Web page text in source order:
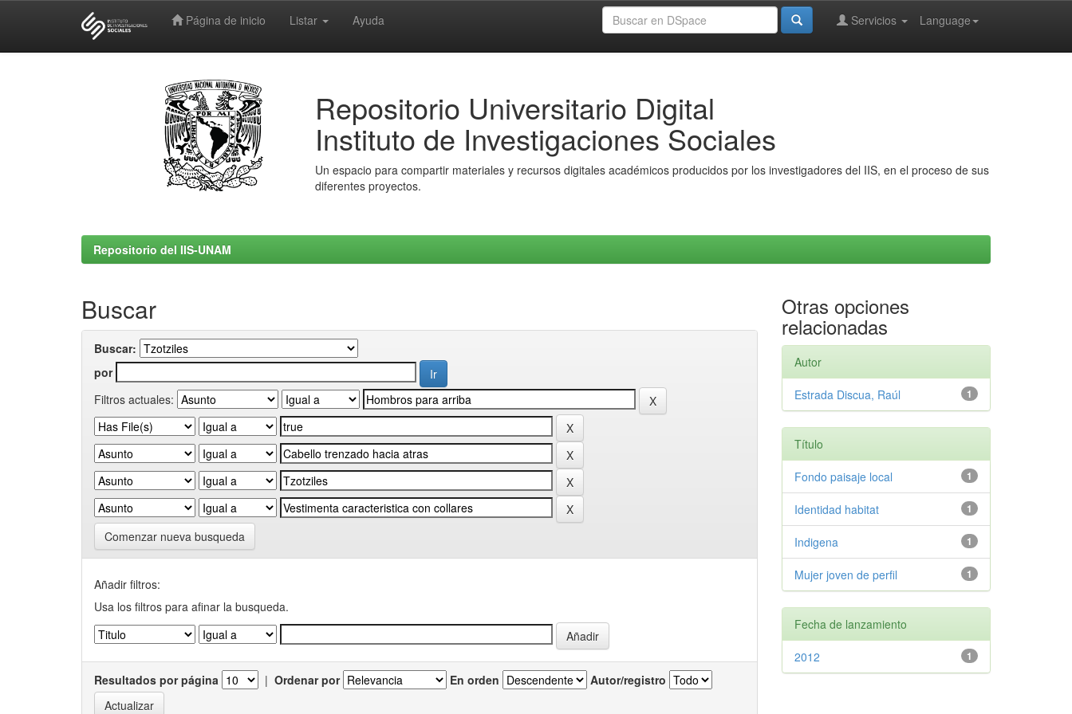
Página de inicio Listar Ayuda Language
Servicios
Repositorio Universitario Digital
Instituto de Investigaciones Sociales
Un espacio para compartir materiales y recursos digitales académicos producidos por los investigadores del IIS, en el proceso de sus
diferentes proyectos.
Repositorio del IIS-UNAM
Buscar
Buscar:
por
Filtros actuales:
Comenzar nueva busqueda
Añadir filtros:
Usa los filtros para afinar la busqueda.
Resultados por página | Ordenar por En orden Autor/registro
Otras opciones
relacionadas
Autor
1
Estrada Discua, Raúl
Título
1
Fondo paisaje local
1
Identidad habitat
1
Indigena
1
Mujer joven de perfil
Fecha de lanzamiento
1
2012